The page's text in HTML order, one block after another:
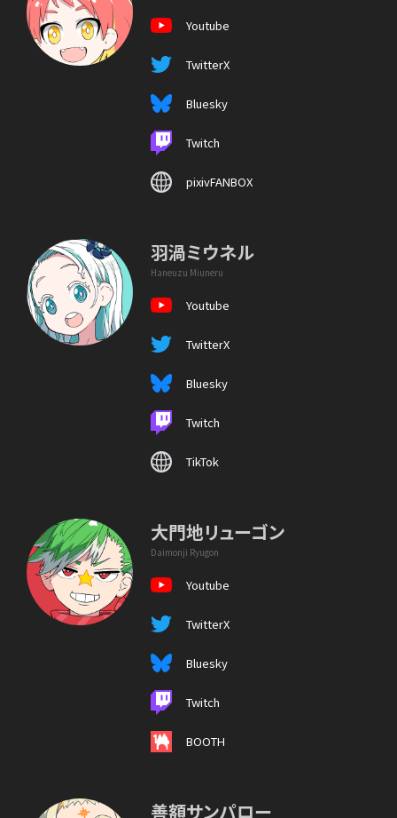
Youtube
TwitterX
Bluesky
Twitch
pixivFANBOX
羽渦ミウネル
Haneuzu Miuneru
Youtube
TwitterX
Bluesky
Twitch
TikTok
大門地リューゴン
Daimonji Ryugon
Youtube
TwitterX
Bluesky
Twitch
BOOTH
善額サンパロー